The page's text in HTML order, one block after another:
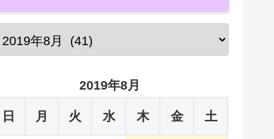
2019年8月
日 月 火 水 木 金 土